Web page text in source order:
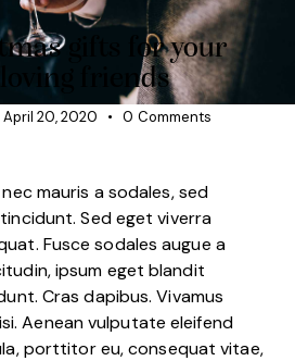
VINEYARD
gifts for your
loving friends
April 20, 2020 0 Comments
mauris a sodales, sed
Sed eget viverra
Fusce sodales augue a
ipsum eget blandit
Cras dapibus. Vivamus
Aenean vulputate eleifend
porttitor eu, consequat vitae,